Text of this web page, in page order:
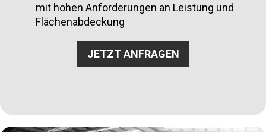
mit hohen Anforderungen an Leistung und
Flächenabdeckung
JETZT ANFRAGEN